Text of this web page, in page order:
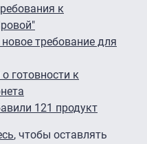
к
требование для
готовности к
121 продукт
, чтобы оставлять